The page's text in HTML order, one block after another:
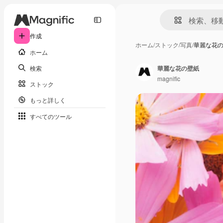
作成
ホーム
検索
ストック
もっと詳しく
すべてのツール
ホーム/ストック/写真/華麗な花
華麗な花の壁紙
magnific